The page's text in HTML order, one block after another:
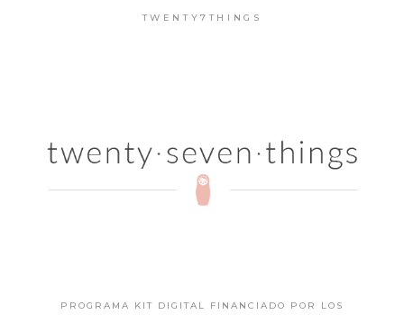
TWENTY7THINGS
PROGRAMA KIT DIGITAL FINANCIADO POR LOS